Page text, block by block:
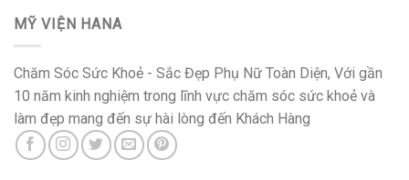
MỸ VIỆN HANA
Chăm Sóc Sức Khoẻ - Sắc Đẹp Phụ Nữ Toàn Diện, Với gần
10 năm kinh nghiệm trong lĩnh vực chăm sóc sức khoẻ và
làm đẹp mang đến sự hài lòng đến Khách Hàng